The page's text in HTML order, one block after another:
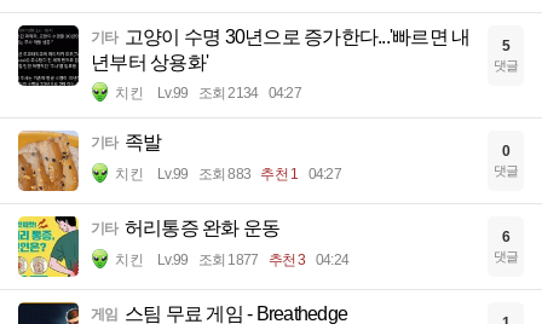
기타 고양이 수명 30년으로 증가한다...'빠르면 내
년부터 상용화'
치킨 Lv.99 조회 2134 04:27
5
댓글
기타 족발
치킨 Lv.99 조회 883 추천 1 04:27
0
댓글
기타 허리통증 완화 운동
치킨 Lv.99 조회 1877 추천 3 04:24
6
댓글
게임 스팀 무료 게임 - Breathedge